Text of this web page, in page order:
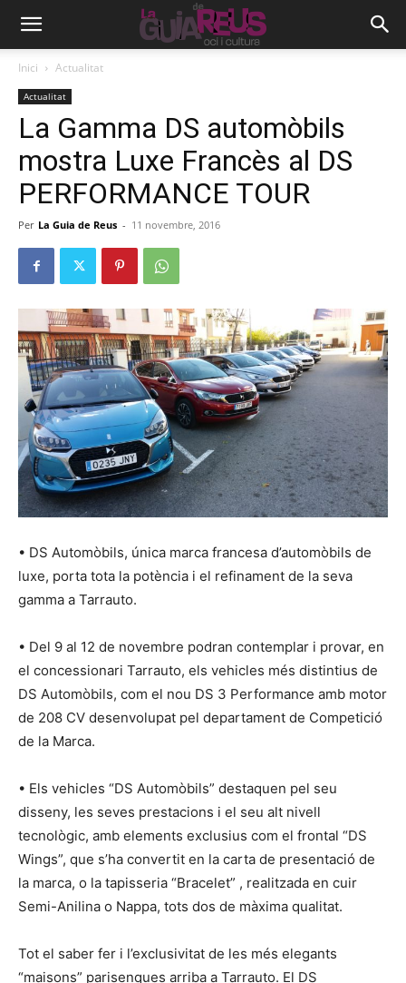
Inici Actualitat
Actualitat
La Gamma DS automòbils
mostra Luxe Francès al DS
PERFORMANCE TOUR
Per La Guia de Reus - 11 novembre, 2016
• DS Automòbils, única marca francesa d’automòbils de
luxe, porta tota la potència i el refinament de la seva
gamma a Tarrauto.
• Del 9 al 12 de novembre podran contemplar i provar, en
el concessionari Tarrauto, els vehicles més distintius de
DS Automòbils, com el nou DS 3 Performance amb motor
de 208 CV desenvolupat pel departament de Competició
de la Marca.
• Els vehicles “DS Automòbils” destaquen pel seu
disseny, les seves prestacions i el seu alt nivell
tecnològic, amb elements exclusius com el frontal “DS
Wings”, que s’ha convertit en la carta de presentació de
la marca, o la tapisseria “Bracelet” , realitzada en cuir
Semi-Anilina o Nappa, tots dos de màxima qualitat.
Tot el saber fer i l’exclusivitat de les més elegants
“maisons” parisenques arriba a Tarrauto. El DS